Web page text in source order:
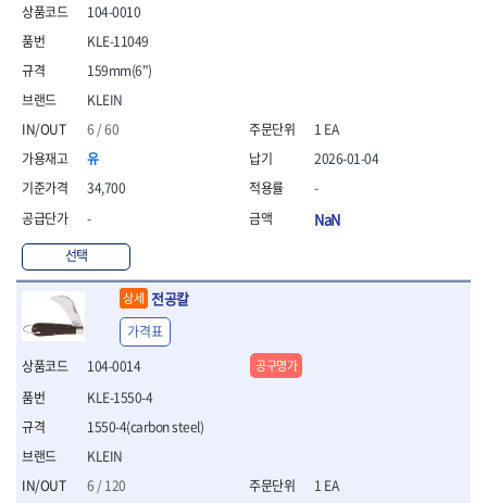
- 소켓홀더
- 토크아답타
- 비트소켓세트
- 포지비트
- 일자비트
- 임팩별비트
- 임팩일자비트
- 임팩포지비트
- 임팩별비트소켓
- 임팩XZN비트소켓
- 십자비트소켓
- 일자비트소켓
- XZN비트
- 임팩XZN비트
- 라쳇핸들세트
- 사각비트
- 토크드라이버
- 포지비트소켓
- 임팩포지비트소켓
104-0010
KLEIN
6 / 60
유
34,700
-
선택
KLE-11049
159mm(6")
1 EA
2026-01-04
-
NaN
상세 전공칼
104-0014
KLEIN
6 / 120
KLE-1550-4
1550-4(carbon steel)
가격표
1 EA
공구명가